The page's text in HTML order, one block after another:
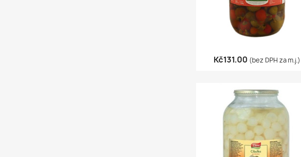
Quick view
Kč131.00 (bez DPH za m.j.)